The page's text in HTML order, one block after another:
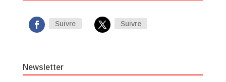
Suivre Suivre
Newsletter